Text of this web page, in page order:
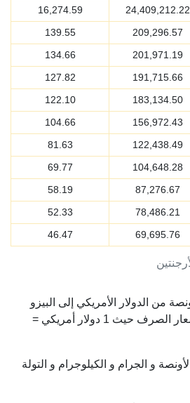
24,409,212.22
16,274.59
209,296.57
139.55
201,971.19
134.66
191,715.66
127.82
183,134.50
122.10
156,972.43
104.66
122,438.49
81.63
104,648.28
69.77
87,276.67
58.19
78,486.21
52.33
69,695.76
46.47
من الدولار الأمريكي إلى البيزو
حيث 1 دولار أمريكي =
و الجرام و الكيلوجرام و التولة